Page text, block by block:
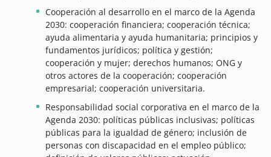
Cooperación al desarrollo en el marco de la Agenda
2030: cooperación financiera; cooperación técnica;
ayuda alimentaria y ayuda humanitaria; principios y
fundamentos jurídicos; política y gestión;
cooperación y mujer; derechos humanos; ONG y
otros actores de la cooperación; cooperación
empresarial; cooperación universitaria.
Responsabilidad social corporativa en el marco de la
Agenda 2030: políticas públicas inclusivas; políticas
públicas para la igualdad de género; inclusión de
personas con discapacidad en el empleo público;